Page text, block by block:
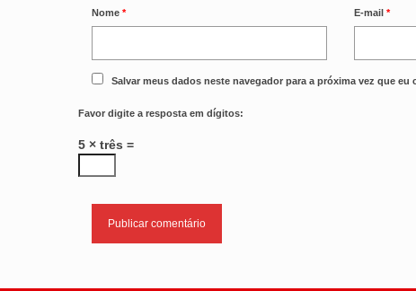
Nome * E-mail*
Salvar meus dados neste navegador para a próxima vez que eu
Favor digite a resposta em dígitos:
5 × três =